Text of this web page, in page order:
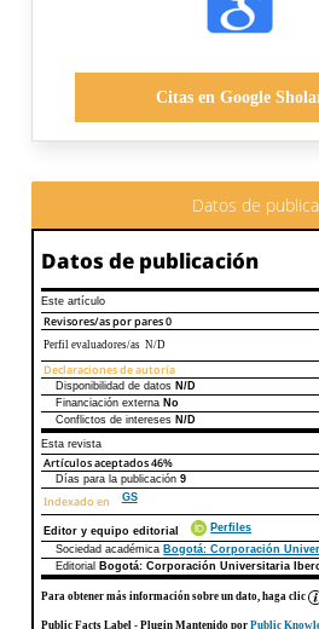
Citas en Google
Datos de
Datos de publicación
Este artículo
Revisores/as por pares0
Perfil evaluadores/as N/D
Declaraciones de autoría
Declaraciones de autoríaEste artículo
Disponibilidad de datos N/D
Financiación externa No
Conflictos de intereses N/D
Esta revista
Artículos aceptados46%
Días para la publicación9
Indexado en GS
Editor y equipo editorial
Perfiles
Sociedad académica Bogotá: Corporación
Editorial
Bogotá: Corporación Universitaria
Para obtener más información sobre un dato, haga clic
Public Facts Label - Plugin Mantenido porPublic